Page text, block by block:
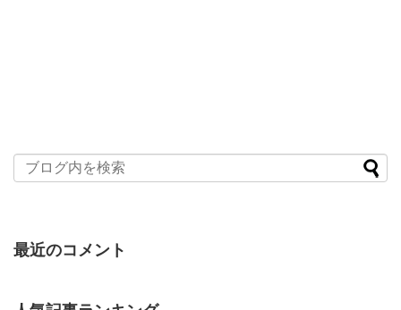
最近のコメント